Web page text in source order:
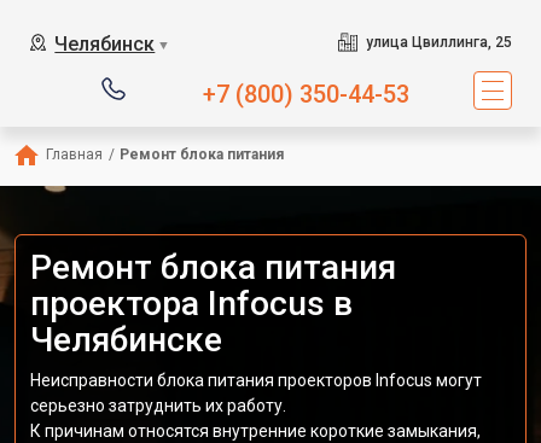
Челябинск ▼ улица Цвиллинга, 25
+7 (800) 350-44-53
Главная / Ремонт блока питания
Ремонт блока питания
проектора Infocus в
Челябинске
Неисправности блока питания проекторов Infocus могут
серьезно затруднить их работу.
К причинам относятся внутренние короткие замыкания,